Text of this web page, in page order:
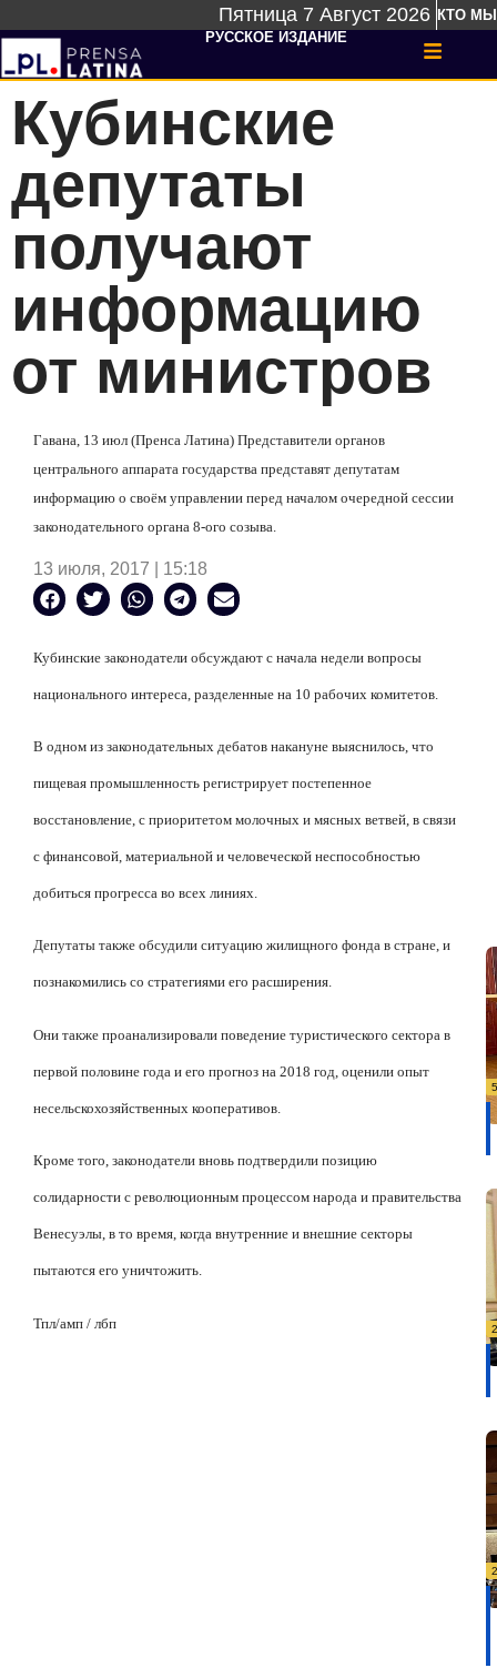
Пятница 7 Август 2026 КТО МЫ
РУССКОЕ ИЗДАНИЕ
Кубинские
депутаты
получают
информацию
от министров
Гавана, 13 июл (Пренса Латина) Представители органов
центрального аппарата государства представят депутатам
информацию о своём управлении перед началом очередной сессии
законодательного органа 8-ого созыва.
13 июля, 2017 | 15:18
Кубинские законодатели обсуждают с начала недели вопросы
национального интереса , разделенные на 10 рабочих комитетов.
В одном из законодательных дебатов накануне выяснилось, что
пищевая промышленность регистрирует постепенное
восстановление, с приоритетом молочных и мясных ветвей, в связи
с финансовой, материальной и человеческой неспособностью
добиться прогресса во всех линиях.
Депутаты также обсудили ситуацию жилищного фонда в стране, и
познакомились со стратегиями его расширения.
Они также проанализировали поведение туристического сектора в
первой половине года и его прогноз на 2018 год, оценили опыт
несельскохозяйственных кооперативов.
Кроме того, законодатели вновь подтвердили позицию
солидарности с революционным процессом народа и правительства
Венесуэлы, в то время, когда внутренние и внешние секторы
пытаются его уничтожить.
Тпл/амп / лбп